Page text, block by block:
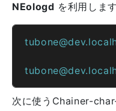
NEologd を利用します
次に使うChainer-